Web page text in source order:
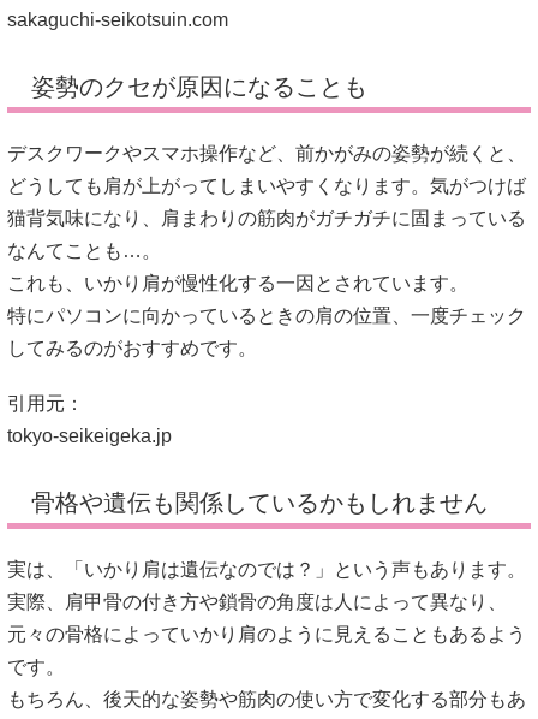
sakaguchi-seikotsuin.com
姿勢のクセが原因になることも
デスクワークやスマホ操作など、前かがみの姿勢が続くと、
どうしても肩が上がってしまいやすくなります。気がつけば
猫背気味になり、肩まわりの筋肉がガチガチに固まっている
なんてことも…。
これも、いかり肩が慢性化する一因とされています。
特にパソコンに向かっているときの肩の位置、一度チェック
してみるのがおすすめです。
引用元：
tokyo-seikeigeka.jp
骨格や遺伝も関係しているかもしれません
実は、「いかり肩は遺伝なのでは？」という声もあります。
実際、肩甲骨の付き方や鎖骨の角度は人によって異なり、
元々の骨格によっていかり肩のように見えることもあるよう
です。
もちろん、後天的な姿勢や筋肉の使い方で変化する部分もあ